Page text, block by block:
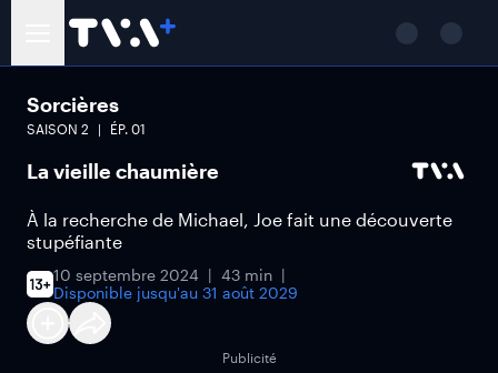
Sorcières
SAISON 2 ÉP. 01
La vieille chaumière
À la recherche de Michael, Joe fait une découverte
stupéfiante
10 septembre 2024
43 min
Disponible jusqu'au 31 août 2029
Publicité